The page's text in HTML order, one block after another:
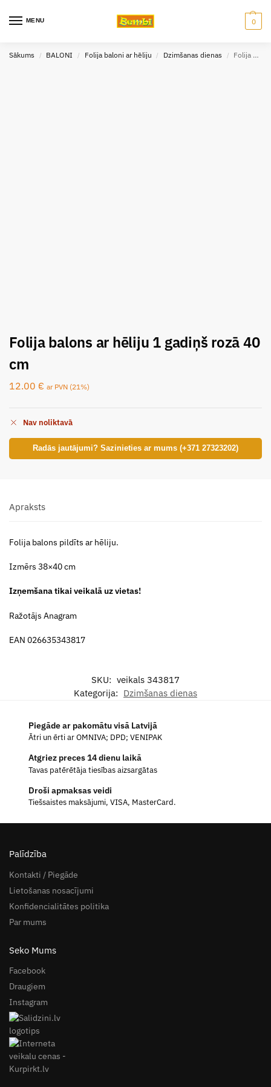
MENU 0
Sākums / BALONI / Folija baloni ar hēliju / Dzimšanas dienas / Folija balons ar hēliju 1 gadiņš rozā 40 cm
Folija balons ar hēliju 1 gadiņš rozā 40
cm
12.00 € ar PVN (21%)
Nav noliktavā
Radās jautājumi? Sazinieties ar mums (+371 27323202)
Apraksts
Folija balons pildīts ar hēliju.
Izmērs 38×40 cm
Izņemšana tikai veikalā uz vietas!
Ražotājs Anagram
EAN 026635343817
SKU: veikals 343817
Kategorija: Dzimšanas dienas
Piegāde ar pakomātu visā Latvijā
Ātri un ērti ar OMNIVA; DPD; VENIPAK
Atgriez preces 14 dienu laikā
Tavas patērētāja tiesības aizsargātas
Droši apmaksas veidi
Tiešsaistes maksājumi, VISA, MasterCard.
Palīdzība
Kontakti / Piegāde
Lietošanas nosacījumi
Konfidencialitātes politika
Par mums
Seko Mums
Facebook
Draugiem
Instagram